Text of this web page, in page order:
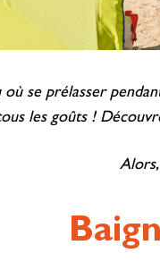
se prélasser
les goûts !